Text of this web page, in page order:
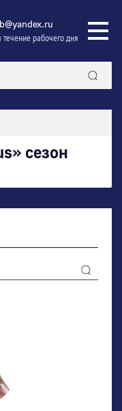
течение рабочего дня
сезон